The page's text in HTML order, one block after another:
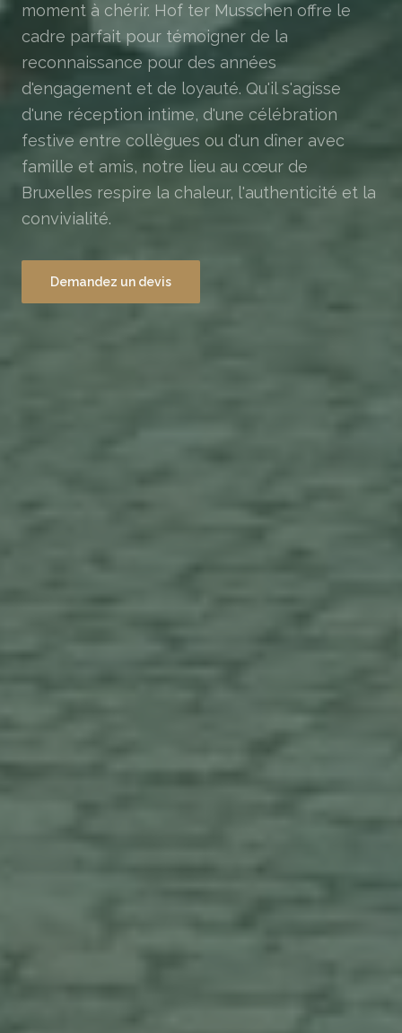
moment à chérir. Hof ter Musschen offre le
cadre parfait pour témoigner de la
reconnaissance pour des années
d'engagement et de loyauté. Qu'il s'agisse
d'une réception intime, d'une célébration
festive entre collègues ou d'un dîner avec
famille et amis, notre lieu au cœur de
Bruxelles respire la chaleur, l'authenticité et la
convivialité.
Demandez un devis